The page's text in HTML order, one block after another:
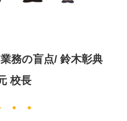
務の盲点/ 鈴木彰典
校長